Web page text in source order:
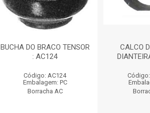
BUCHA DO BRACO TENSOR
: AC124
Código: AC124
Embalagem: PC
Borracha AC
CALCO